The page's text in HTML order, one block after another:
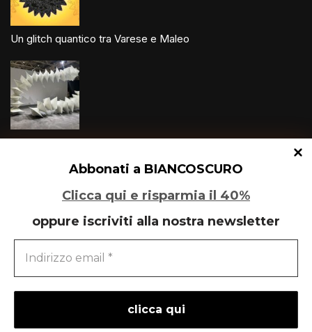
Abbonati a BIANCOSCURO
Clicca qui e risparmia il 40%
oppure iscriviti alla nostra newsletter
Un glitch quantico tra Varese e Maleo
Speciale Art Basel 2026
liberementi
- idee per la comunicazione
Neve| Powered byWordPress